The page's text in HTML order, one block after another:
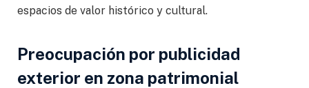
espacios de valor histórico y cultural.
Preocupación por publicidad
exterior en zona patrimonial